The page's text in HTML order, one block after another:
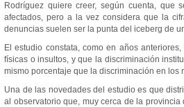
Rodríguez quiere creer, según cuenta,
afectados, pero a la vez considera que la
denuncias suelen ser la punta del iceberg de
El estudio constata, como en años
físicas o insultos, y que la discriminación
mismo porcentaje que la discriminación en los
Una de las novedades del estudio es que
al observatorio que, muy cerca de la